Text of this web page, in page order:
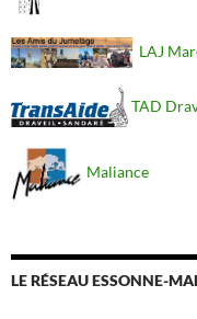
LAJ
TAD
Maliance
LE RÉSEAU ESSONNE-